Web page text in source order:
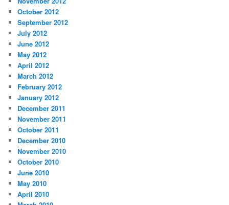
October 2012
September 2012
July 2012
June 2012
May 2012
April 2012
March 2012
February 2012
January 2012
December 2011
November 2011
October 2011
December 2010
November 2010
October 2010
June 2010
May 2010
April 2010